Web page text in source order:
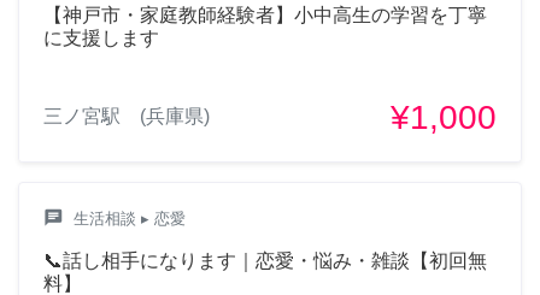
【神戸市・家庭教師経験者】小中高生の学習を丁寧
に支援します
三ノ宮駅 (兵庫県) ¥1,000
chat 生活相談 ▸ 恋愛
📞話し相手になります｜恋愛・悩み・雑談【初回無
料】